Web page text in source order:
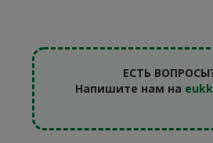
ЕСТЬ
Напишите нам на